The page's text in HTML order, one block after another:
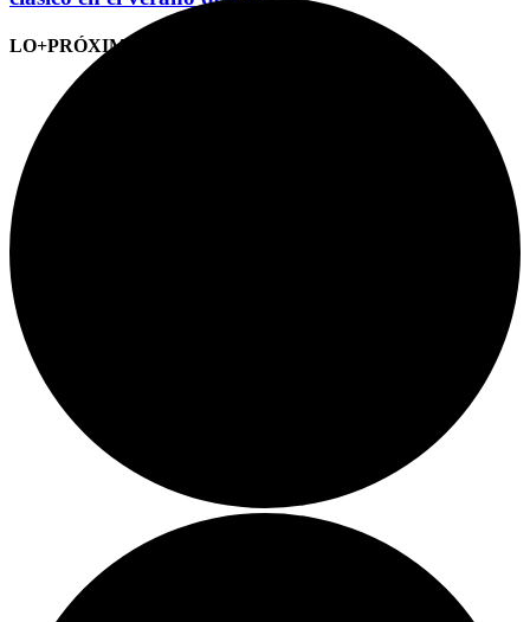
LO+PRÓXIMO (CITAS)